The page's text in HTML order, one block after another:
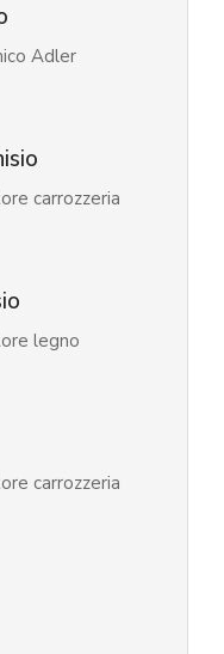
Adler
carrozzeria
legno
carrozzeria